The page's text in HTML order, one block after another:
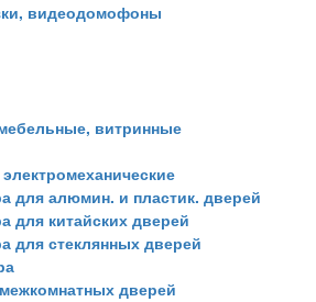
видеодомофоны
витринные
для алюмин. и пластик. дверей
для китайских дверей
для стеклянных дверей
дверей